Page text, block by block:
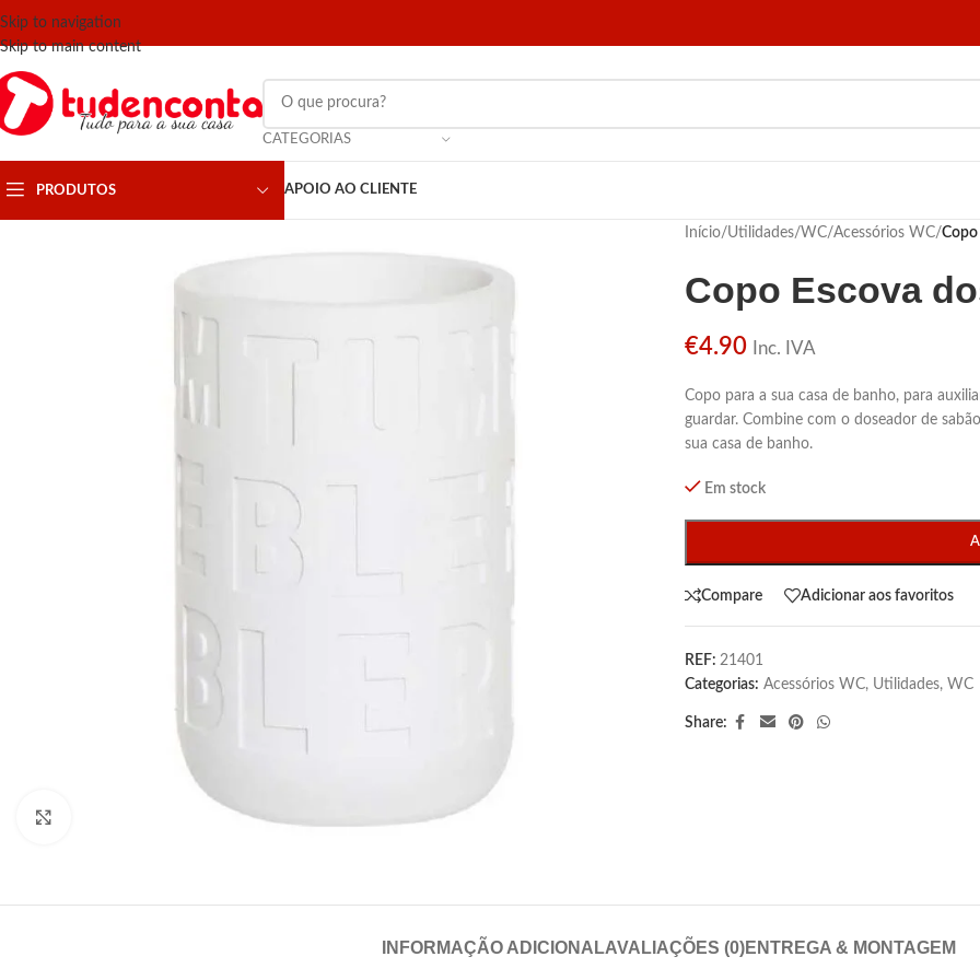
Skip to navigation
Skip to main content
CATEGORIAS
PRODUTOS APOIO AO CLIENTE
Início/Utilidades/WC/Acessórios WC/Copo
Copo Escova
€4.90 Inc. IVA
Copo para a sua casa de banho, para
guardar. Combine com o doseador de
sua casa de banho.
Em stock
Compare Adicionar aos favoritos
REF: 21401
Categorias: Acessórios WC, Utilidades, WC
Share:
INFORMAÇÃO ADICIONALAVALIAÇÕES (0)ENTREGA & MONTAGEM